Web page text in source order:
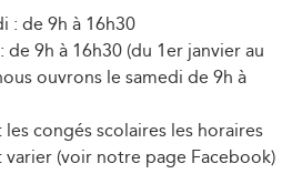
: de 9h à 16h30
de 9h à 16h30 (du 1er janvier au
ouvrons le samedi de 9h à
les congés scolaires les horaires
varier (voir notre page Facebook)